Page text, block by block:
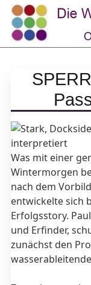
Was mit einer
Wintermorgen
nach dem
entwickelte sich
Erfolgsstory. Paul
und Erfinder,
zunächst den